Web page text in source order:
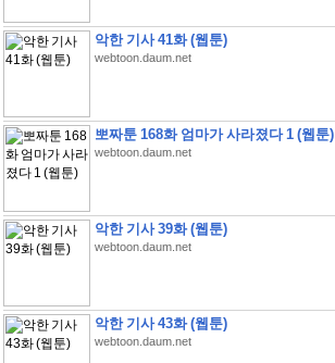
악한 기사 41화 (웹툰)
webtoon.daum.net
뽀짜툰 168화 엄마가 사라졌다 1 (웹툰)
webtoon.daum.net
악한 기사 39화 (웹툰)
webtoon.daum.net
악한 기사 43화 (웹툰)
webtoon.daum.net